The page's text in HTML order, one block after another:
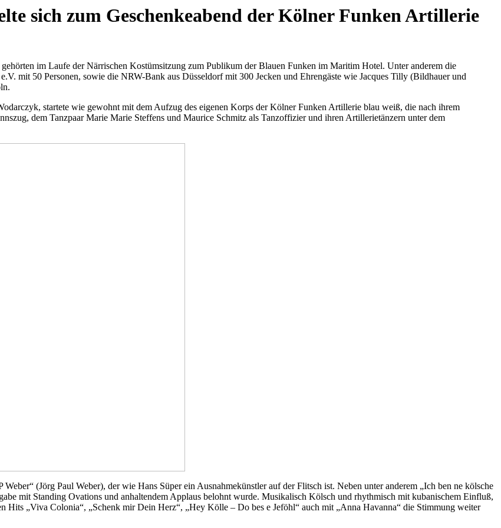
sich zum Geschenkeabend der Kölner Funken Artillerie
gehörten im Laufe der Närrischen Kostümsitzung zum Publikum der Blauen Funken im Maritim Hotel. Unter anderem die
mit 50 Personen, sowie die NRW-Bank aus Düsseldorf mit 300 Jecken und Ehrengäste wie Jacques Tilly (Bildhauer und
startete wie gewohnt mit dem Aufzug des eigenen Korps der Kölner Funken Artillerie blau weiß, die nach ihrem
dem Tanzpaar Marie Marie Steffens und Maurice Schmitz als Tanzoffizier und ihren Artillerietänzern unter dem
(Jörg Paul Weber), der wie Hans Süper ein Ausnahmekünstler auf der Flitsch ist. Neben unter anderem „Ich ben ne kölsche
mit Standing Ovations und anhaltendem Applaus belohnt wurde. Musikalisch Kölsch und rhythmisch mit kubanischem Einfluß,
Hits „Viva Colonia“, „Schenk mir Dein Herz“, „Hey Kölle – Do bes e Jeföhl“ auch mit „Anna Havanna“ die Stimmung weiter